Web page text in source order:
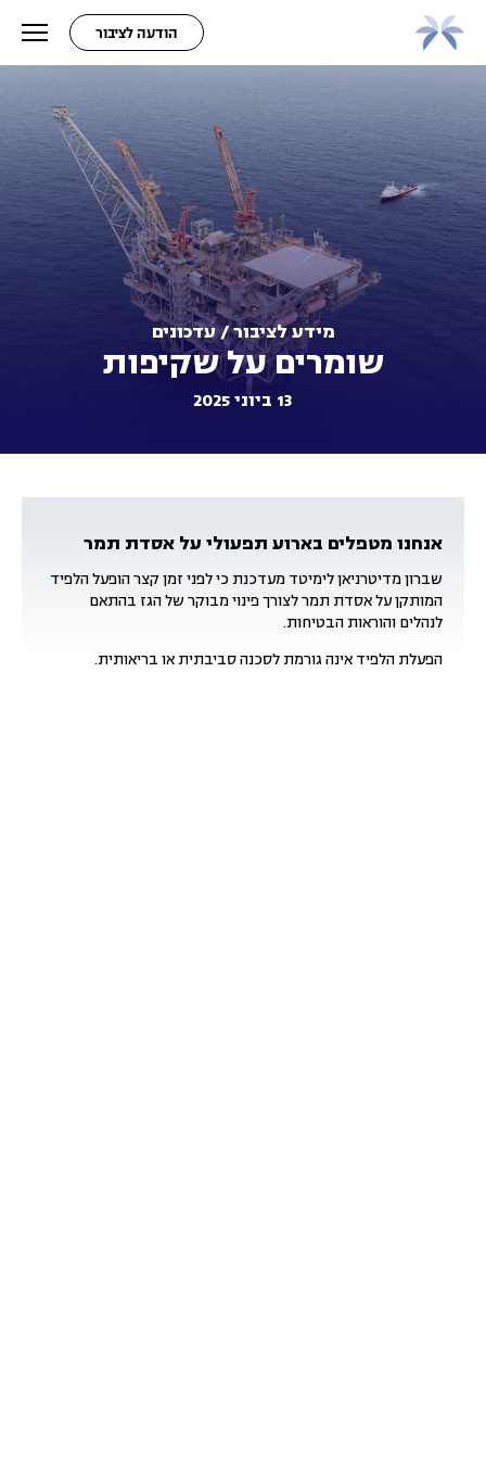
הודעה לציבור
מידע לציבור / עדכונים
שומרים על שקיפות
13 ביוני 2025
אנחנו מטפלים בארוע תפעולי על אסדת תמר
שברון מדיטרניאן לימיטד מעדכנת כי לפני זמן קצר הופעל הלפיד
המותקן על אסדת תמר לצורך פינוי מבוקר של הגז בהתאם
לנהלים והוראות הבטיחות.
הפעלת הלפיד אינה גורמת לסכנה סביבתית או בריאותית.